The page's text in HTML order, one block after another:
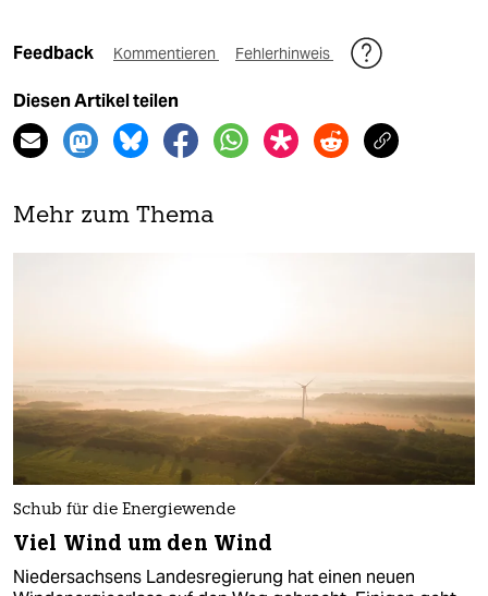
Feedback Kommentieren Fehlerhinweis
Diesen Artikel teilen
Mehr zum Thema
Schub für die Energiewende
Viel Wind um den Wind
Niedersachsens Landesregierung hat einen neuen